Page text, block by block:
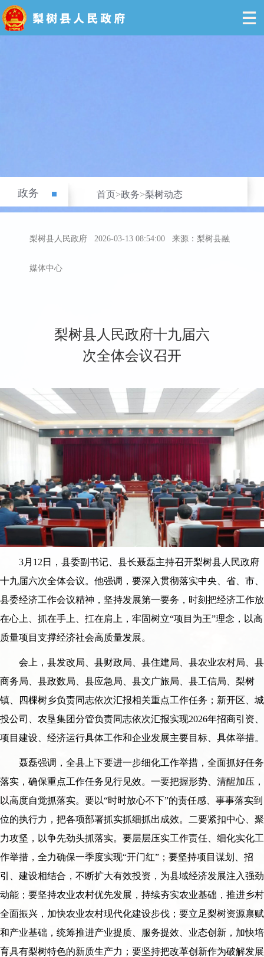
政务 首页>政务>梨树动态
梨树县人民政府 2026-03-13 08:54:00 来源：梨树县融
媒体中心
梨树县人民政府十九届六
次全体会议召开
3月12日，县委副书记、县长聂磊主持召开梨树县人民政府
十九届六次全体会议。他强调，要深入贯彻落实中央、省、市、
县委经济工作会议精神，坚持发展第一要务，时刻把经济工作放
在心上、抓在手上、扛在肩上，牢固树立“项目为王”理念，以高
质量项目支撑经济社会高质量发展。
会上，县发改局、县财政局、县住建局、县农业农村局、县
商务局、县政数局、县应急局、县文广旅局、县工信局、梨树
镇、四棵树乡负责同志依次汇报相关重点工作任务；新开区、城
投公司、农垦集团分管负责同志依次汇报实现2026年招商引资、
项目建设、经济运行具体工作和企业发展主要目标、具体举措。
聂磊强调，全县上下要进一步细化工作举措，全面抓好任务
落实，确保重点工作任务见行见效。一要把握形势、清醒加压，
以高度自觉抓落实。要以“时时放心不下”的责任感、事事落实到
位的执行力，把各项部署抓实抓细抓出成效。二要紧扣中心、聚
力攻坚，以争先劲头抓落实。要层层压实工作责任、细化实化工
作举措，全力确保一季度实现“开门红”；要坚持项目谋划、招
引、建设相结合，不断扩大有效投资，为县域经济发展注入强劲
动能；要坚持农业农村优先发展，持续夯实农业基础，推进乡村
全面振兴，加快农业农村现代化建设步伐；要立足梨树资源禀赋
和产业基础，统筹推进产业提质、服务提效、业态创新，加快培
育具有梨树特色的新质生产力；要坚持把改革创新作为破解发展